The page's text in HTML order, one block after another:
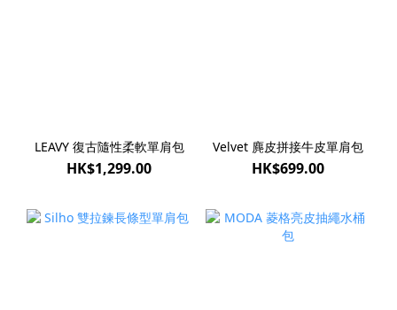
LEAVY 復古隨性柔軟單肩包
HK$1,299.00
Velvet 麂皮拼接牛皮單肩包
HK$699.00